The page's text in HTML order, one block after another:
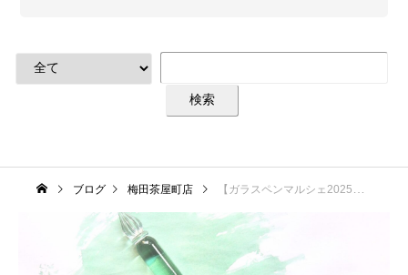
ブログ 梅田茶屋町店 【ガラスペンマルシェ2025】ぐり工房×NAGASAWA限定ガラスペン「潮鳴り」